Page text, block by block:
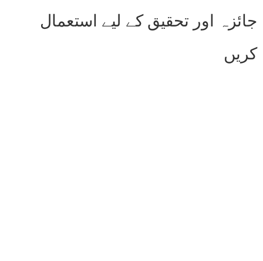
جائزہ اور تحقیق کے لیے استعمال
کریں